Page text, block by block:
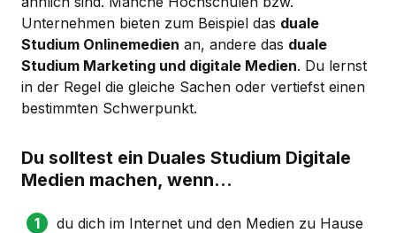
Unternehmen bieten zum Beispiel das duale
Studium Onlinemedien an, andere das duale
Studium Marketing und digitale Medien. Du lernst
in der Regel die gleiche Sachen oder vertiefst einen
bestimmten Schwerpunkt.
Du solltest ein Duales Studium Digitale
Medien machen, wenn...
du dich im Internet und den Medien zu Hause